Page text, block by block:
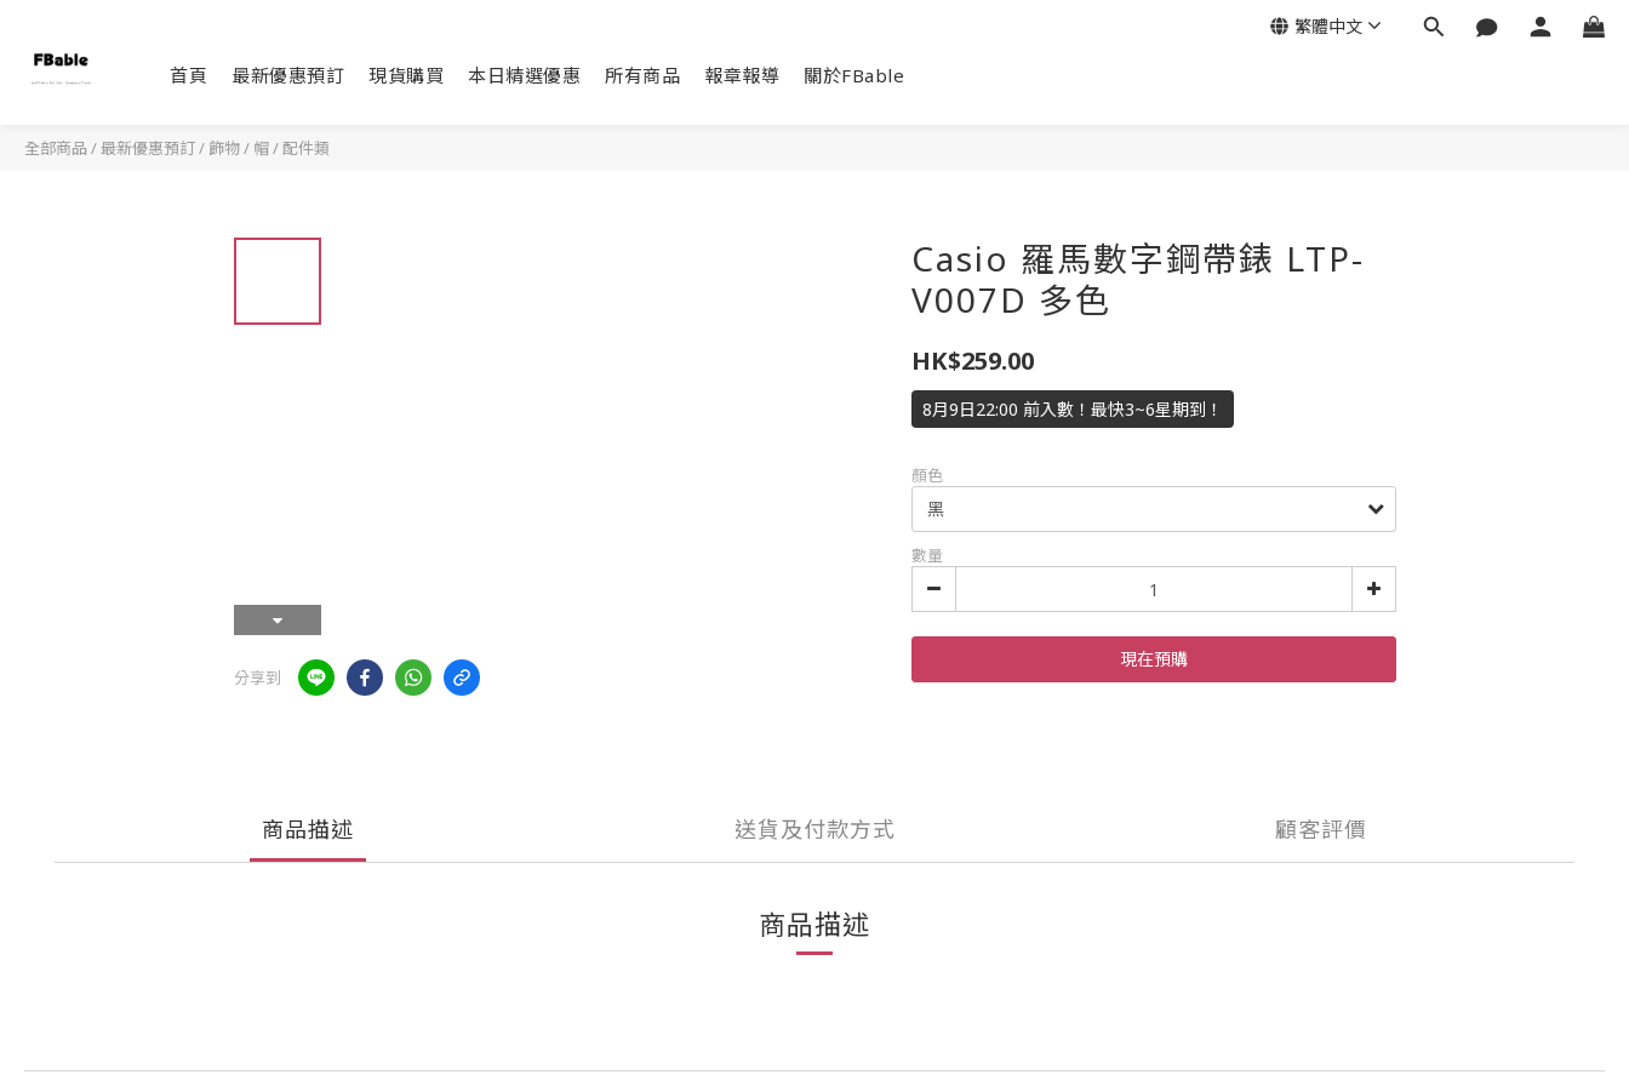
首頁 最新優惠預訂 現貨購買 本日精選優惠 所有商品 報章報導 關於FBable
繁體中文
全部商品 /最新優惠預訂/ 飾物 / 帽 / 配件類
分享到
Casio 羅馬數字鋼帶錶 LTP-
V007D 多色
HK$259.00
8月9日22:00 前入數！最快3~6星期到！
顏色
數量
現在預購
商品描述 送貨及付款方式 顧客評價
商品描述